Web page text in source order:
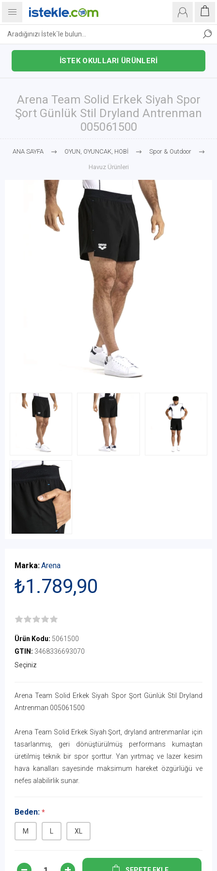
İSTEK OKULLARI ÜRÜNLERİ
Arena Team Solid Erkek Siyah Spor
Şort Günlük Stil Dryland Antrenman
005061500
ANA SAYFA OYUN, OYUNCAK, HOBİ Spor & Outdoor
Havuz Ürünleri
Marka:Arena
₺1.789,90
Ürün Kodu: 5061500
GTIN: 3468336693070
Seçiniz
Arena Team Solid Erkek Siyah Spor Şort Günlük Stil Dryland
Antrenman 005061500
Arena Team Solid Erkek Siyah Şort, dryland antrenmanlar için
tasarlanmış, geri dönüştürülmüş performans kumaştan
üretilmiş teknik bir spor şorttur. Yan yırtmaç ve lazer kesim
hava kanalları sayesinde maksimum hareket özgürlüğü ve
nefes alabilirlik sunar.
Beden: *
M L XL